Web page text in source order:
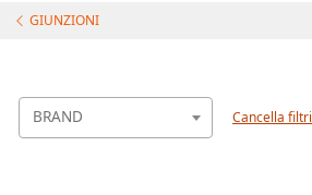
GIUNZIONI
BRAND Cancella filtri